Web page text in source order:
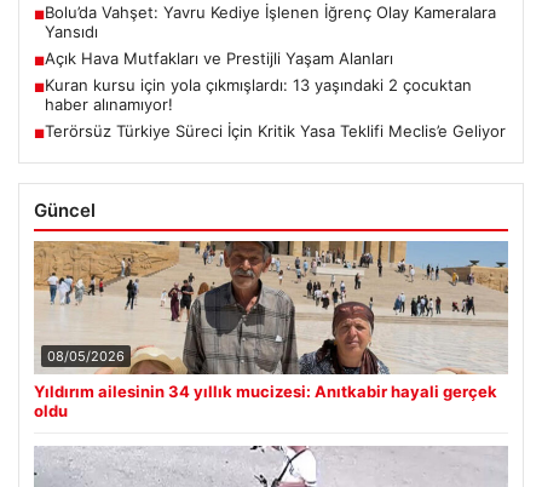
■Bolu’da Vahşet: Yavru Kediye İşlenen İğrenç Olay Kameralara
Yansıdı
■Açık Hava Mutfakları ve Prestijli Yaşam Alanları
■Kuran kursu için yola çıkmışlardı: 13 yaşındaki 2 çocuktan
haber alınamıyor!
■Terörsüz Türkiye Süreci İçin Kritik Yasa Teklifi Meclis’e Geliyor
Güncel
08/05/2026
Yıldırım ailesinin 34 yıllık mucizesi: Anıtkabir hayali gerçek
oldu